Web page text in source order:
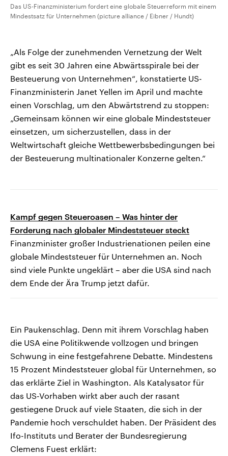
Das US-Finanzministerium fordert eine globale Steuerreform mit einem
Mindestsatz für Unternehmen (picture alliance / Eibner / Hundt)
„Als Folge der zunehmenden Vernetzung der Welt
gibt es seit 30 Jahren eine Abwärtsspirale bei der
Besteuerung von Unternehmen“, konstatierte US-
Finanzministerin Janet Yellen im April und machte
einen Vorschlag, um den Abwärtstrend zu stoppen:
„Gemeinsam können wir eine globale Mindeststeuer
einsetzen, um sicherzustellen, dass in der
Weltwirtschaft gleiche Wettbewerbsbedingungen bei
der Besteuerung multinationaler Konzerne gelten.“
Kampf gegen Steueroasen – Was hinter der
Forderung nach globaler Mindeststeuer steckt
Finanzminister großer Industrienationen peilen eine
globale Mindeststeuer für Unternehmen an. Noch
sind viele Punkte ungeklärt – aber die USA sind nach
dem Ende der Ära Trump jetzt dafür.
Ein Paukenschlag. Denn mit ihrem Vorschlag haben
die USA eine Politikwende vollzogen und bringen
Schwung in eine festgefahrene Debatte. Mindestens
15 Prozent Mindeststeuer global für Unternehmen, so
das erklärte Ziel in Washington. Als Katalysator für
das US-Vorhaben wirkt aber auch der rasant
gestiegene Druck auf viele Staaten, die sich in der
Pandemie hoch verschuldet haben. Der Präsident des
Ifo-Instituts und Berater der Bundesregierung
Clemens Fuest erklärt: